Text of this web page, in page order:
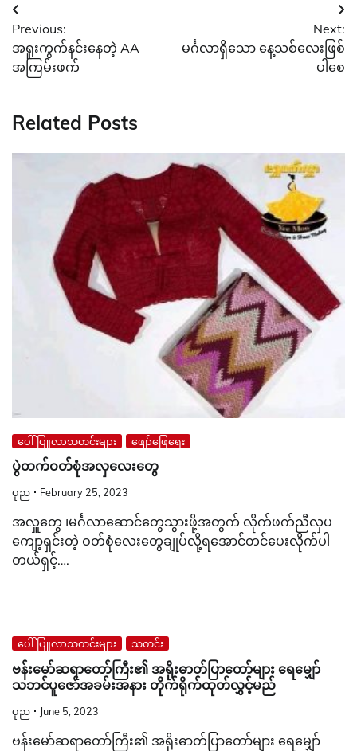
Post
navigation
Previous:
အရူးကွက်နင်းနေတဲ့ AA
အကြမ်းဖက်
Next:
မင်္ဂလာရှိသော နေ့သစ်လေးဖြစ်
ပါစေ
Related Posts
ပေါ်ပြူလာသတင်းများ ဖျော်ဖြေရေး
ပွဲတက်ဝတ်စုံအလှလေးတွေ
ပုည February 25, 2023
အလှူတွေ ၊မင်္ဂလာဆောင်တွေသွားဖို့အတွက် လိုက်ဖက်ညီလှပ
ကျော့ရှင်းတဲ့ ဝတ်စုံလေးတွေချုပ်လို့ရအောင်တင်ပေးလိုက်ပါ
တယ်ရှင့်….
ပေါ်ပြူလာသတင်းများ သတင်း
ဗန်းမော်ဆရာတော်ကြီး၏ အရိုးဓာတ်ပြာတော်များ ရေမျှော်
သဘင်ပူဇော်အခမ်းအနား တိုက်ရိုက်ထုတ်လွှင့်မည်
ပုည June 5, 2023
ဗန်းမော်ဆရာတော်ကြီး၏ အရိုးဓာတ်ပြာတော်များ ရေမျှော်